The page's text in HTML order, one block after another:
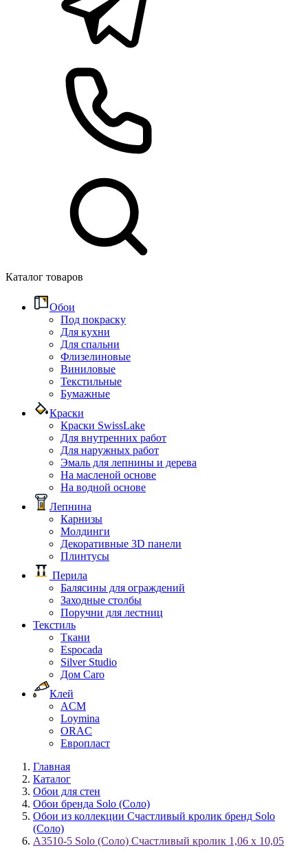
Каталог товаров
Обои
Под покраску
Для кухни
Для спальни
Флизелиновые
Виниловые
Текстильные
Бумажные
Краски
Краски SwissLake
Для внутренних работ
Для наружных работ
Эмаль для лепнины и дерева
На масленой основе
На водной основе
Лепнина
Карнизы
Молдинги
Декоративные 3D панели
Плинтусы
Перила
Балясины для ограждений
Заходные столбы
Поручни для лестниц
Текстиль
Ткани
Espocada
Silver Studio
Дом Caro
Клей
ACM
Loymina
ORAC
Европласт
Главная
Каталог
Обои для стен
Обои бренда Solo (Соло)
Обои из коллекции Счастливый кролик бренд Solo
(Соло)
A3510-5 Solo (Соло) Счастливый кролик 1,06 х 10,05